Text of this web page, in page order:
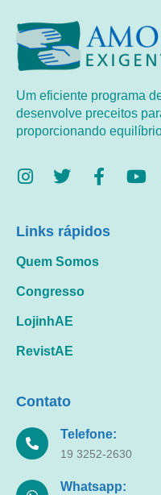
Um eficiente programa
desenvolve preceitos
proporcionando
Links rápidos
Quem Somos
Congresso
LojinhAE
RevistAE
Contato
Telefone:
19 3252-2630
Whatsapp: